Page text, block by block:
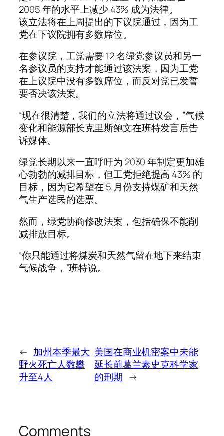
2005 年的水平上减少 43% 成为法律。
该立法将在上周提出的下议院通过，因为工
党在下议院拥有多数席位。
在参议院，工党需要 12 名绿党参议员和另一
名参议员的支持才能通过该法案，因为工党
在上议院中没有多数席位，而反对党已发誓
要否决该法案。
“现在很清楚，我们的立法将通过议会，”气候
变化和能源部长克里斯鲍文在班特发言后告
诉媒体。
绿党长期以来一直呼吁为 2030 年制定更加雄
心勃勃的减排目标，但工党拒绝提高 43% 的
目标，因为它希望在 5 月份支持煤矿和天然
气生产选民的选票。
然而，绿党协商修改法案，包括确保不能削
减排放目标。
“你只能通过将煤炭和天然气留在地下来结束
气候战争，”班特说。
← 加州本季最大
野火死亡人数攀
升至4人
美国在商业机密案中未能
延长前葛兰素史克科学家
的刑期 →
Comments